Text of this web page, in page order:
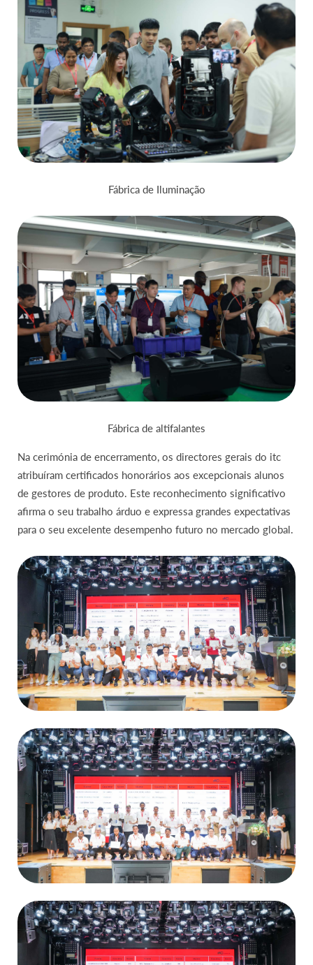
Fábrica de Iluminação
Fábrica de altifalantes
Na cerimónia de encerramento, os directores gerais do itc
atribuíram certificados honorários aos excepcionais alunos
de gestores de produto. Este reconhecimento significativo
afirma o seu trabalho árduo e expressa grandes expectativas
para o seu excelente desempenho futuro no mercado global.